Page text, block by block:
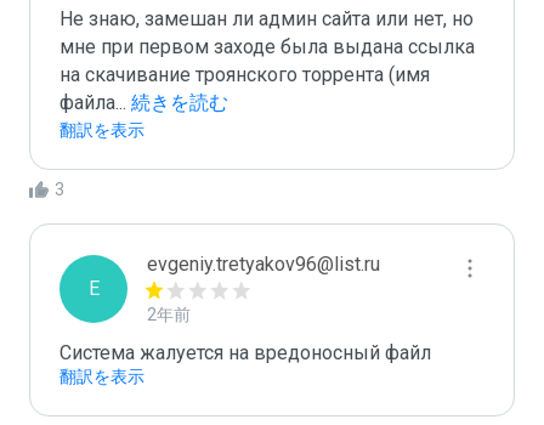
Не знаю, замешан ли админ сайта или нет, но
мне при первом заходе была выдана ссылка
на скачивание троянского торрента (имя
файла... 続きを読む
翻訳を表示
3
E
evgeniy.tretyakov96@list.ru
2年前
Система жалуется на вредоносный файл
翻訳を表示